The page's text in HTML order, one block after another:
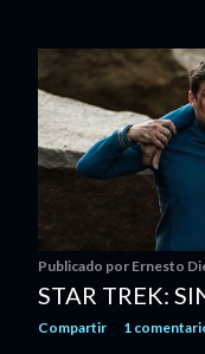
Publicado por Ernesto
STAR TREK:
Compartir 1